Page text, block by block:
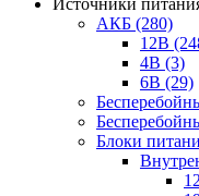
Источники
АКБ (280)
12В
4В (3)
6В (29)
Блоки